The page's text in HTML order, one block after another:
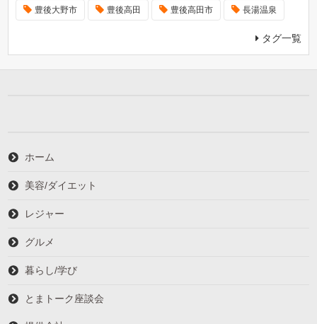
豊後大野市 豊後高田 豊後高田市 長湯温泉
タグ一覧
ホーム
美容/ダイエット
レジャー
グルメ
暮らし/学び
とまトーク座談会